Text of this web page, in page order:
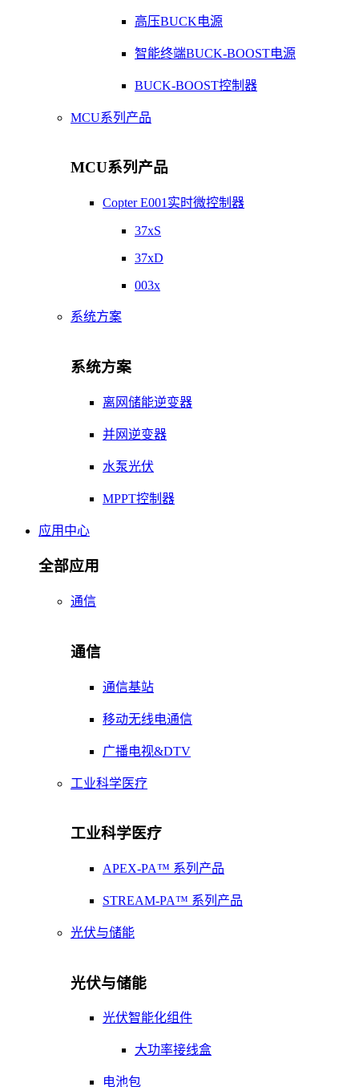
高压BUCK电源
智能终端BUCK-BOOST电源
BUCK-BOOST控制器
MCU系列产品
MCU系列产品
Copter E001实时微控制器
37xS
37xD
003x
系统方案
系统方案
离网储能逆变器
并网逆变器
水泵光伏
MPPT控制器
应用中心
全部应用
通信
通信
通信基站
移动无线电通信
广播电视&DTV
工业科学医疗
工业科学医疗
APEX-PA™ 系列产品
STREAM-PA™ 系列产品
光伏与储能
光伏与储能
光伏智能化组件
大功率接线盒
电池包